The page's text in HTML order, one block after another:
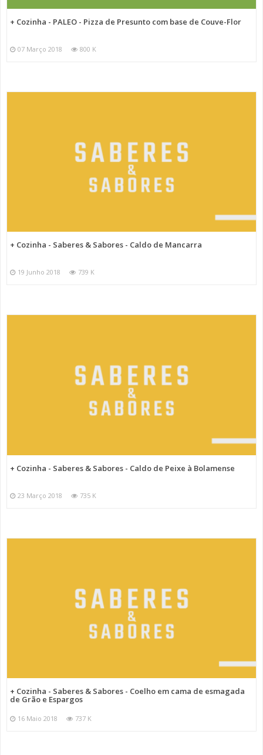
+ Cozinha - PALEO - Pizza de Presunto com base de Couve-Flor
07 Março 2018 800 K
+ Cozinha - Saberes & Sabores - Caldo de Mancarra
19 Junho 2018 739 K
+ Cozinha - Saberes & Sabores - Caldo de Peixe à Bolamense
23 Março 2018 735 K
+ Cozinha - Saberes & Sabores - Coelho em cama de esmagada
de Grão e Espargos
16 Maio 2018 737 K